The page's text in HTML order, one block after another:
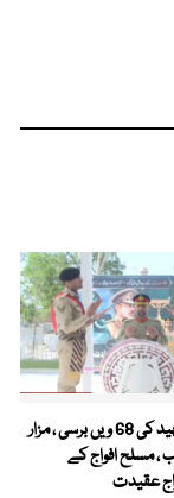
میجر طفیل شہید کی 68 ویں برسی ، مزار
، مسلح افواج کے
عقیدت